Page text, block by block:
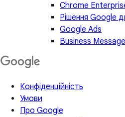
Chrome
Рішення Google
Google Ads
Business
Конфіденційність
Умови
Про Google